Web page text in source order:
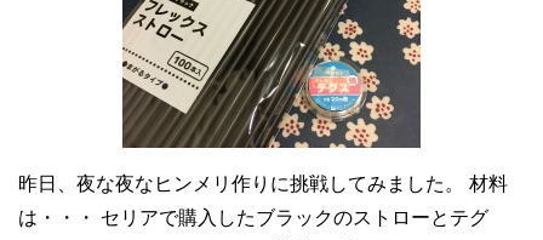
昨日、夜な夜なヒンメリ作りに挑戦してみました。 材料
は・・・ セリアで購入したブラックのストローとテグ